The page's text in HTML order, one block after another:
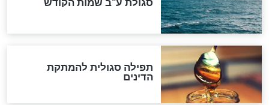
"מודה לקב"ה על כל השנים"
לכל המאמרים